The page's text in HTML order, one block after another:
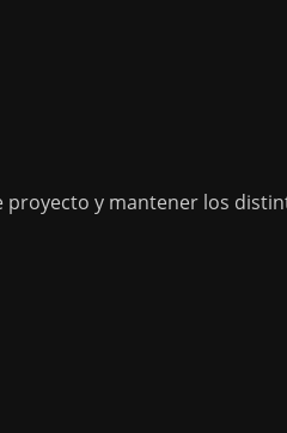
y mantener los